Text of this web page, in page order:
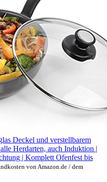
Deckel und verstellbarem
Herdarten, auch Induktion |
| Komplett Ofenfest bis
von Amazon.de / dem